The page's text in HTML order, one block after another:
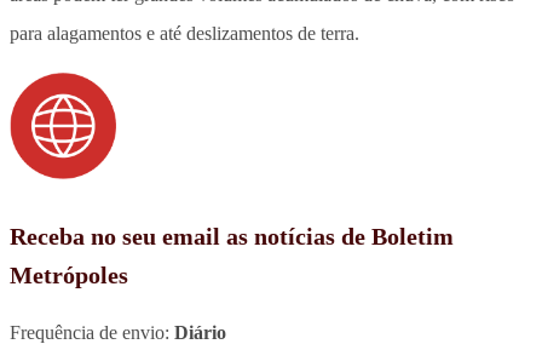
para alagamentos e até deslizamentos de terra.
Receba no seu email as notícias de Boletim
Metrópoles
Frequência de envio: Diário